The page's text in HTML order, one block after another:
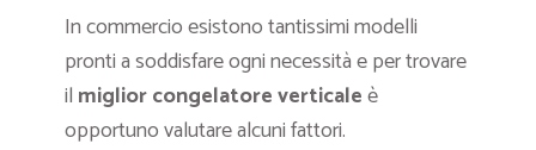
In commercio esistono tantissimi modelli
pronti a soddisfare ogni necessità e per trovare
il miglior congelatore verticaleè
opportuno valutare alcuni fattori.